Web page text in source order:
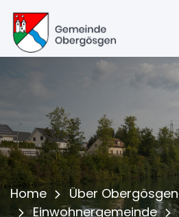
Kopfzeile
Inhalt
Home
Über Obergösgen
Einwohnergemeinde